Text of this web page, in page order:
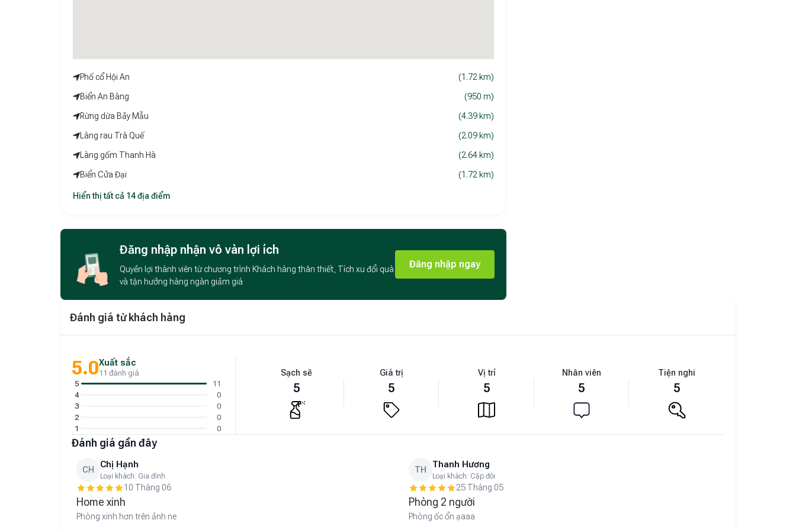
Phố cổ Hội An (1.72 km)
Biển An Bàng (950 m)
Rừng dừa Bảy Mẫu (4.39 km)
Làng rau Trà Quế (2.09 km)
Làng gốm Thanh Hà (2.64 km)
Biển Cửa Đại (1.72 km)
Hiển thị tất cả 14 địa điểm
Đăng nhập nhận vô vàn lợi ích
Quyền lợi thành viên từ chương trình Khách hàng thân thiết, Tích xu đổi quà
và tận hưởng hàng ngàn giảm giá
Đăng nhập ngay
Đánh giá từ khách hàng
5.0Xuất sắc
11 đánh giá
5
11
4
0
3
0
2
0
1
0
Sạch sẽ
5
Giá trị
5
Vị trí
5
Nhân viên
5
Tiện nghi
5
Đánh giá gần đây
CH Chị Hạnh
Loại khách: Gia đình
10 Tháng 06
Home xinh
Phòng xinh hơn trên ảnh ne
TH Thanh Hương
Loại khách: Cặp đôi
25 Tháng 05
Phòng 2 người
Phòng ốc ổn ạaaa